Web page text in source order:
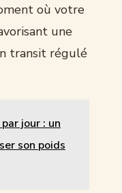
où votre
une
transit régulé
jour : un
son poids